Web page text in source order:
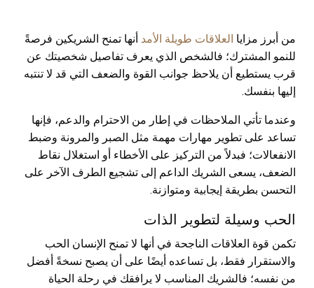
من أبرز مزايا العلاقات طويلة الأمد أنها تمنح الشريكين فرصةً
للنمو المشترك؛ فالشخص الذي يعرف تفاصيل شخصيتك عن
قرب يستطيع أن يلاحظ جوانب القوة والضعف التي قد لا تنتبه
إليها بنفسك.
وعندما تأتي الملاحظات في إطار من الاحترام والدعم، فإنها
تساعد على تطوير مهارات مهمة مثل الصبر والمرونة وضبط
الانفعالات؛ فبدلاً من التركيز على الأخطاء أو استغلال نقاط
الضعف، يسعى الشريك الداعم إلى تشجيع الطرف الآخر على
التحسن بطريقة إيجابية ومتوازنة.
الحب وسيلة لتطوير الذات
تكمن قوة العلاقات الناجحة في أنها لا تمنح الإنسان الحب
والاستقرار فقط، بل تساعده أيضًا على أن يصبح نسخةً أفضل
من نفسه؛ فالشريك المناسب لا يرافقك في رحلة الحياة